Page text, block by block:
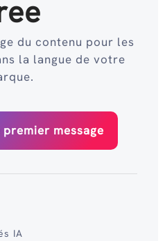
du contenu pour les
la langue de votre
message
IA